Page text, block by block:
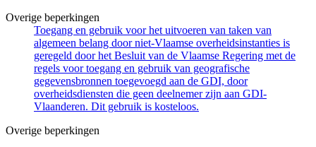
Overige beperkingen
Toegang en gebruik voor het uitvoeren van taken van
algemeen belang door niet-Vlaamse overheidsinstanties is
geregeld door het Besluit van de Vlaamse Regering met de
regels voor toegang en gebruik van geografische
gegevensbronnen toegevoegd aan de GDI, door
overheidsdiensten die geen deelnemer zijn aan GDI-
Vlaanderen. Dit gebruik is kosteloos.
Overige beperkingen